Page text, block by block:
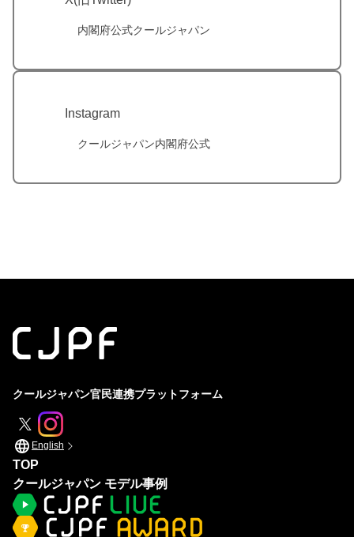
内閣府公式クールジャパン
Instagram
クールジャパン内閣府公式
クールジャパン官民連携プラットフォーム
English
TOP
クールジャパン モデル事例